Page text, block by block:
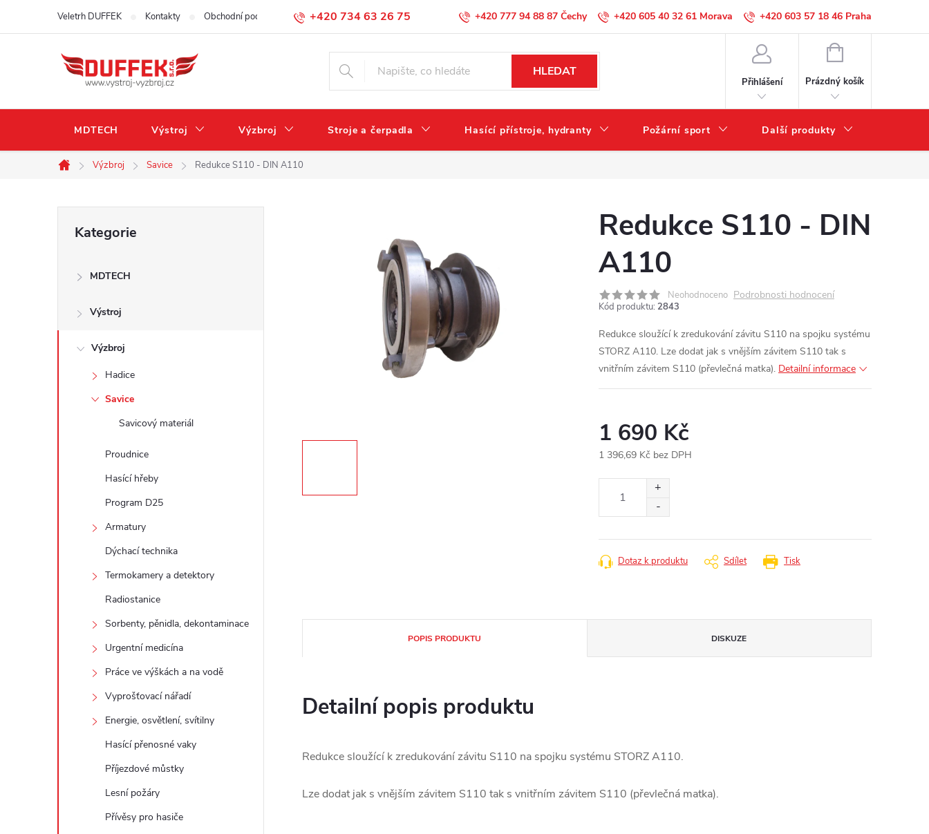
+420 734 63 26 75
Veletrh DUFFEK Kontakty Obchodní podmínky Podmínky ochrany osobních údajů +420 777 94 88 87 +420 605 40 32 61 +420 603 57 18 46
HLEDAT
Přihlášení
NÁKUPNÍ
Prázdný košík
MDTECH Výstroj Výzbroj Stroje a čerpadla Hasící přístroje, hydranty Požární sport Další produkty
Domů
Výzbroj Savice Redukce S110 - DIN A110
t
kategorie
Kategorie
MDTECH
Výstroj
Výzbroj
Hadice
Savice
Savicový materiál
Proudnice
Hasící hřeby
Program D25
Armatury
Dýchací technika
Termokamery a detektory
Radiostanice
Sorbenty, pěnidla, dekontaminace
Urgentní medicína
Práce ve výškách a na vodě
Vyprošťovací nářadí
Energie, osvětlení, svítilny
Hasící přenosné vaky
Příjezdové můstky
Lesní požáry
Přívěsy pro hasiče
Redukce S110 - DIN
A110
Neohodnoceno Podrobnosti hodnocení
Kód produktu: 2843
Redukce sloužící k zredukování závitu S110 na spojku systému
STORZ A110. Lze dodat jak s vnějším závitem S110 tak s
vnitřním závitem S110 (převlečná matka). Detailní informace
1 690 Kč
1 396,69 Kč bez DPH
Tisk
Dotaz k produktu Sdílet
POPIS PRODUKTU DISKUZE
Detailní popis produktu
Redukce sloužící k zredukování závitu S110 na spojku systému STORZ A110.
Lze dodat jak s vnějším závitem S110 tak s vnitřním závitem S110 (převlečná matka).